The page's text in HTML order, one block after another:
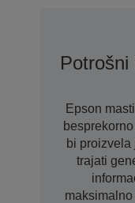
Potrošni
Epson
bi proizvela
trajati